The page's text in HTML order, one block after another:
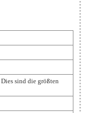
sind die größten